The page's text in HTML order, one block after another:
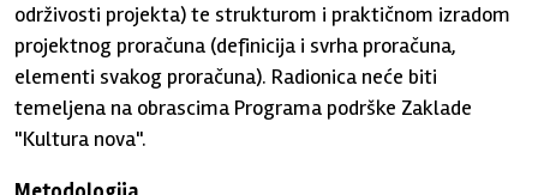
održivosti projekta) te strukturom i praktičnom izradom
projektnog proračuna (definicija i svrha proračuna,
elementi svakog proračuna). Radionica neće biti
temeljena na obrascima Programa podrške Zaklade
"Kultura nova".